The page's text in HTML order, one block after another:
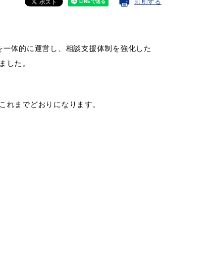
税金
印刷する
体的に運営し、相談支援体制を強化した
した。
なります。